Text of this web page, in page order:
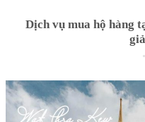
Dịch vụ mua hộ hàng